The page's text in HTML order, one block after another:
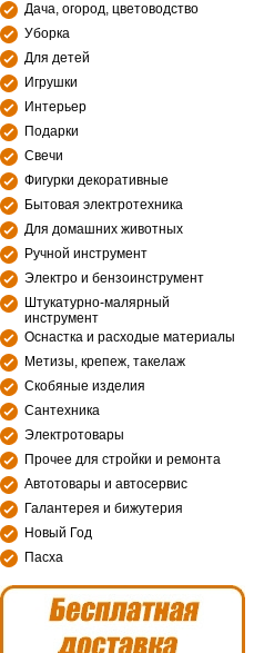
Дача, огород, цветоводство
Уборка
Для детей
Игрушки
Интерьер
Подарки
Свечи
Фигурки декоративные
Бытовая электротехника
Для домашних животных
Ручной инструмент
Электро и бензоинструмент
Штукатурно-малярный
инструмент
Оснастка и расходые материалы
Метизы, крепеж, такелаж
Скобяные изделия
Сантехника
Электротовары
Прочее для стройки и ремонта
Автотовары и автосервис
Галантерея и бижутерия
Новый Год
Пасха